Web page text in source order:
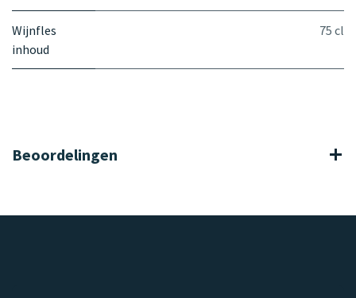
Wijnfles
inhoud
75 cl
Beoordelingen